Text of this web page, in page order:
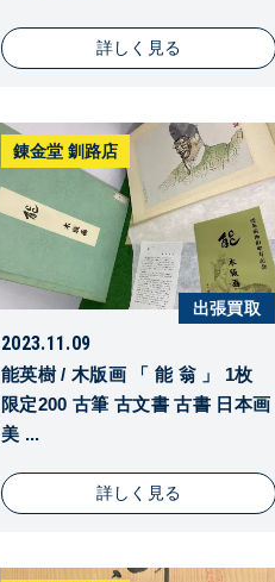
詳しく見る
錬金堂 釧路店
出張買取
2023.11.09
能英樹 / 木版画 「 能 翁 」 1枚
限定200 古筆 古文書 古書 日本画
美 ...
詳しく見る